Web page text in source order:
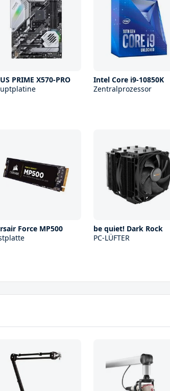
PRIME X570-PRO
Intel Core i9-10850K
Zentralprozessor
Force MP500
be quiet! Dark Rock
PC-LÜFTER